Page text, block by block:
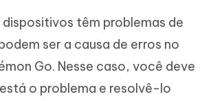
dispositivos têm problemas de
ser a causa de erros no
Go. Nesse caso, você deve
o problema e resolvê-lo